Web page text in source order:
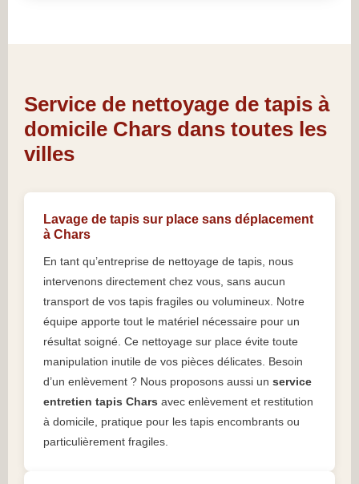
Service de nettoyage de tapis à
domicile Chars dans toutes les
villes
Lavage de tapis sur place sans déplacement
à Chars
En tant qu’entreprise de nettoyage de tapis, nous
intervenons directement chez vous, sans aucun
transport de vos tapis fragiles ou volumineux. Notre
équipe apporte tout le matériel nécessaire pour un
résultat soigné. Ce nettoyage sur place évite toute
manipulation inutile de vos pièces délicates. Besoin
d’un enlèvement ? Nous proposons aussi un service
entretien tapis Chars avec enlèvement et restitution
à domicile, pratique pour les tapis encombrants ou
particulièrement fragiles.